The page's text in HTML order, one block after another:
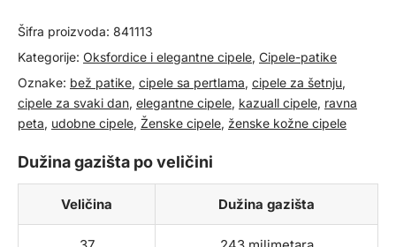
Šifra proizvoda: 841113
Kategorije: Oksfordice i elegantne cipele, Cipele-patike
Oznake: bež patike, cipele sa pertlama, cipele za šetnju,
cipele za svaki dan, elegantne cipele, kazuall cipele, ravna
peta, udobne cipele, Ženske cipele, ženske kožne cipele
Dužina gazišta po veličini
Veličina Dužina gazišta